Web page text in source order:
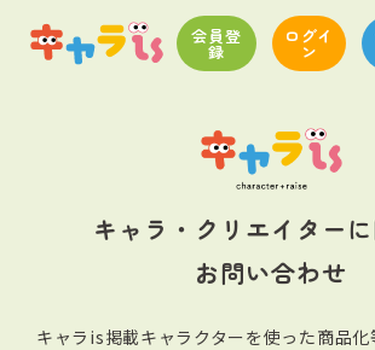
会員登
録
ログイ
ン
キャラ・クリエイター
お問い合わせ
キャラis掲載キャラクターを使った商品